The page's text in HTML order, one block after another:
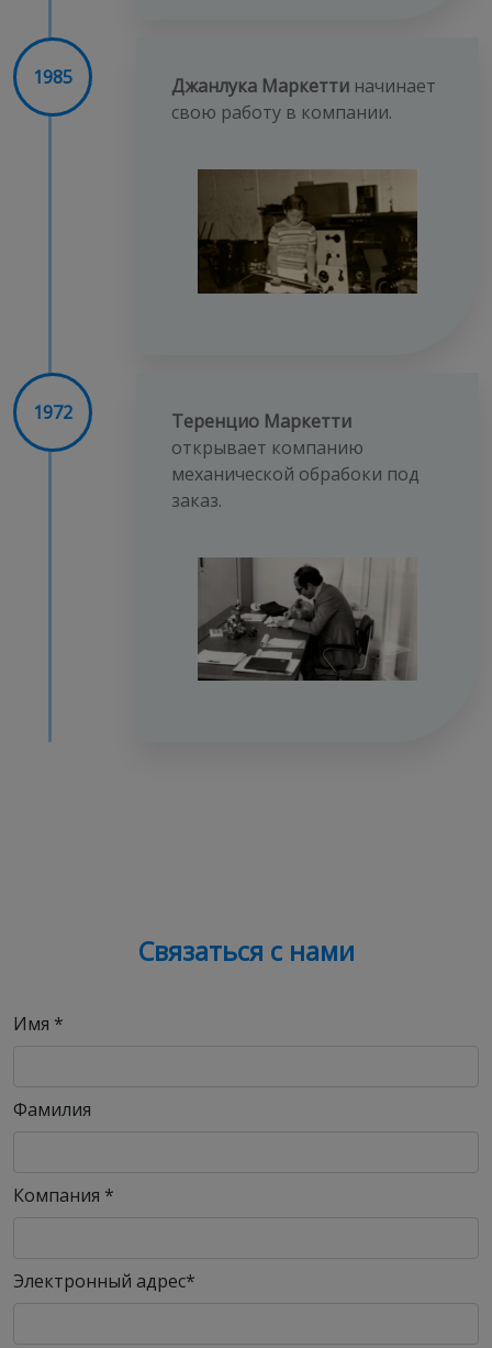
Джанлука Маркетти начинает
свою работу в компании.
1985
Теренцио Маркетти
открывает компанию
механической обрабоки под
заказ.
1972
Связаться с нами
Имя *
Фамилия
Компания *
Электронный адрес*